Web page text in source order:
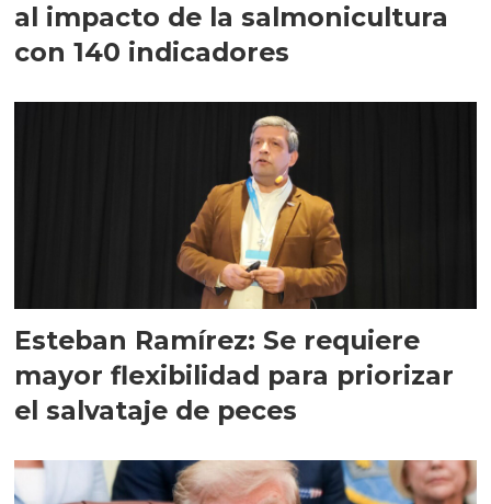
al impacto de la salmonicultura
con 140 indicadores
Esteban Ramírez: Se requiere
mayor flexibilidad para priorizar
el salvataje de peces